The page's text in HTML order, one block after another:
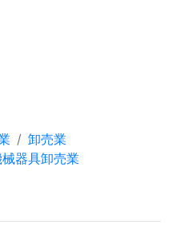
卸売業
器具卸売業